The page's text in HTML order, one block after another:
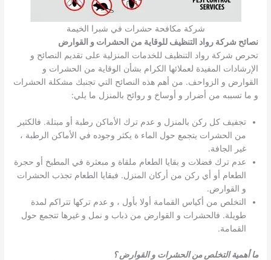
شركة مكافحة حشرات في شبرا الخيمة
نصائح شركة رواد التنظيف للوقاية من الحشرات و القوارض
تحرص شركة رواد التنظيف للخدمات المنزلية على تقديم النصائح و
الإرشادات المفيدة لعملائها الكرام بشأن الوقاية من الحشرات و
القوارض و الزواحف. من أهم هذه النصائح التي تجنبك مشكلة الحشرات
و ما تسببه من أضرار و أوساخ و روائح بالمنزل ما يلي:
تجفيف كل ركن بالمنزل و عدم ترك الأماكن رطبة أو مبتلة. فالكثير
من الحشرات يتجمع حول الماء ة يكثر وجوده في الأماكن الرطبة ،
غير الجافة.
عدم ترك فضلات و بقايا الطعام ملقاة و مبعثرة في المطبخ أو حجرة
الطعام أو أي ركن من أركان المنزل. فبقايا الطعام تجذب الحشرات
و القوارض.
التخلص من أكياس القمامة أولا بأول ، و عدم تركها تتراكم لمدة
طويلة. فالحشرات و القوارض من ذباب و نمل و غيرها تتجمع حول
القمامة.
ما أهمية التخلص من الحشرات و القوارض ؟